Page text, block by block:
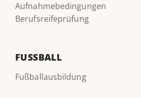
Aufnahmebedingungen
Berufsreifeprüfung
FUSSBALL
Fußballausbildung